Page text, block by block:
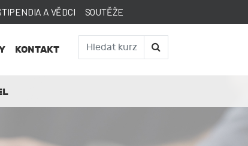
A VĚDCI SOUTĚŽE
KONTAKT